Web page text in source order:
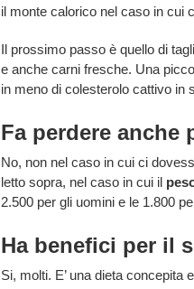
il monte calorico nel caso in cui
Il prossimo passo è quello di
e anche carni fresche. Una
in meno di colesterolo cattivo in
Fa perdere anche
No, non nel caso in cui ci
letto sopra, nel caso in cui il
2.500 per gli uomini e le 1.800
Ha benefici per il
Si, molti. E’ una dieta concepita